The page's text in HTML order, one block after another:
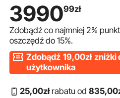
399099zł
Zdobądź co najmniej2%
oszczędź do15%.
Zdobądź 19,00zł zniżki
użytkownika
25,00złrabatu od835,00